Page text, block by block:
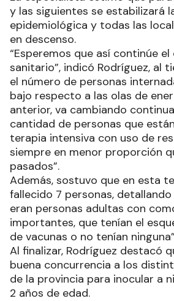
y las siguientes se estabilizará
epidemiológica y todas las
en descenso.
“Esperemos que así continúe
sanitario”, indicó Rodríguez, al
el número de personas
bajo respecto a las olas de
anterior, va cambiando
cantidad de personas que
terapia intensiva con uso de
siempre en menor proporción
pasados”.
Además, sostuvo que en esta
fallecido 7 personas, detallando
eran personas adultas con
importantes, que tenían el
de vacunas o no tenían
Al finalizar, Rodríguez destacó
buena concurrencia a los
de la provincia para inocular a
2 años de edad.